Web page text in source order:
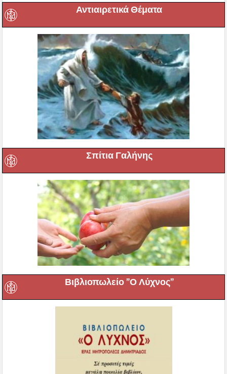
Αντιαιρετικά Θέματα
Σπίτια Γαλήνης
Βιβλιοπωλείο ”Ο Λύχνος”